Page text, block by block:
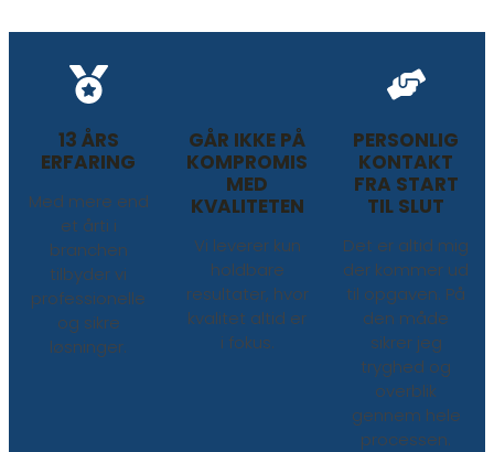
13 ÅRS
ERFARING
Med mere end
et årti i
branchen
tilbyder vi
professionelle
og sikre
løsninger.
GÅR IKKE PÅ
KOMPROMIS
MED
KVALITETEN
Vi leverer kun
holdbare
resultater, hvor
kvalitet altid er
i fokus.
PERSONLIG
KONTAKT
FRA START
TIL SLUT
Det er altid mig
der kommer ud
til opgaven. På
den måde
sikrer jeg
tryghed og
overblik
gennem hele
processen.